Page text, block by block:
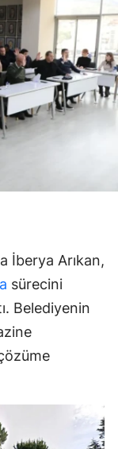
İberya Arıkan,
sürecini
Belediyenin